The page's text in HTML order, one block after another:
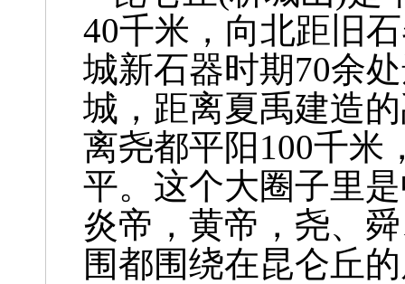
40千米，向北距旧
城新石器时期70余
城，距离夏禹建造
离尧都平阳100千米
平。这个大圈子里
炎帝，黄帝，尧、
围都围绕在昆仑丘